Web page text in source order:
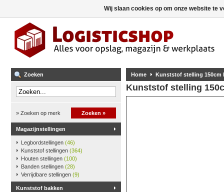
Zoeken
» Zoeken op merk Zoeken »
Magazijnstellingen
Legbordstellingen (46)
Kunststof stellingen (364)
Houten stellingen (100)
Banden stellingen (28)
Verrijdbare stellingen (9)
Kunststof bakken
Home Kunststof stelling 150cm
Kunststof stelling
Wij slaan cookies op om onze website te